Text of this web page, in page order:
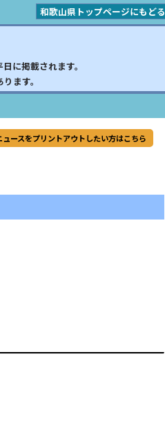
和歌山県トップページにもどる
に掲載されます。
ます。
ュースをプリントアウトしたい方はこちら